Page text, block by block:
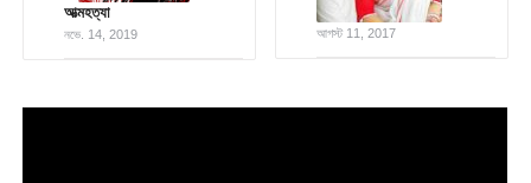
আত্মহত্যা
নভে. 14, 2019 আগস্ট 11, 2017